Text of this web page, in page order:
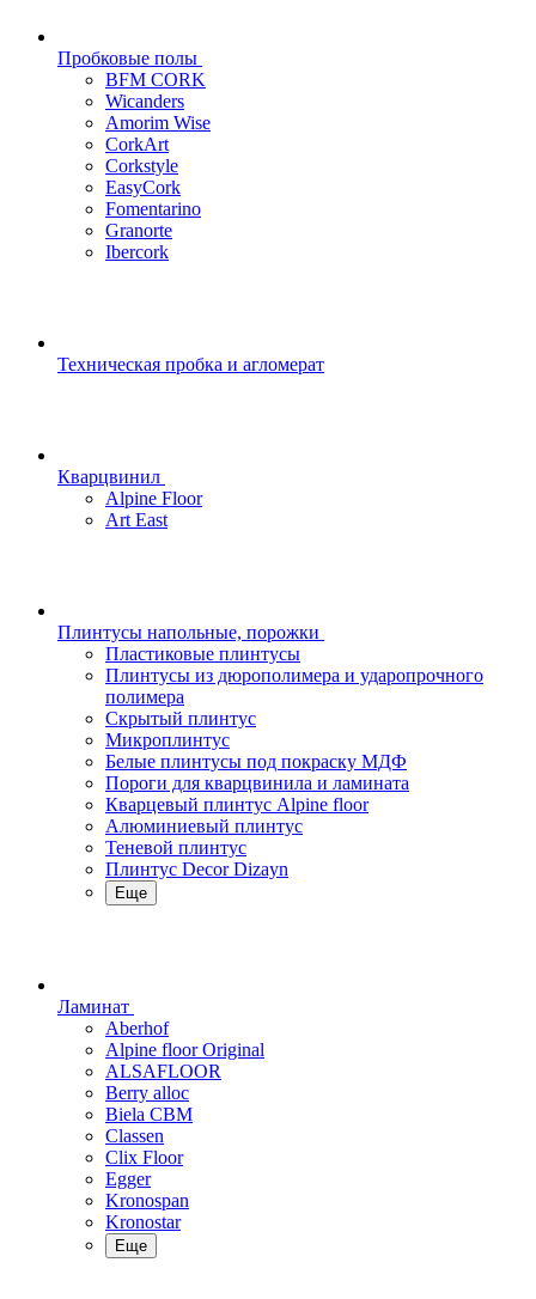
Пробковые полы
BFM CORK
Wicanders
Amorim Wise
CorkArt
Corkstyle
EasyCork
Fomentarino
Granorte
Ibercork
Техническая пробка и агломерат
Кварцвинил
Alpine Floor
Art East
Плинтусы напольные, порожки
Пластиковые плинтусы
Плинтусы из дюрополимера и ударопрочного
полимера
Скрытый плинтус
Микроплинтус
Белые плинтусы под покраску МДФ
Пороги для кварцвинила и ламината
Кварцевый плинтус Alpine floor
Алюминиевый плинтус
Теневой плинтус
Плинтус Decor Dizayn
Еще
Ламинат
Aberhof
Alpine floor Original
ALSAFLOOR
Berry alloc
Biela CBM
Classen
Clix Floor
Egger
Kronospan
Kronostar
Еще